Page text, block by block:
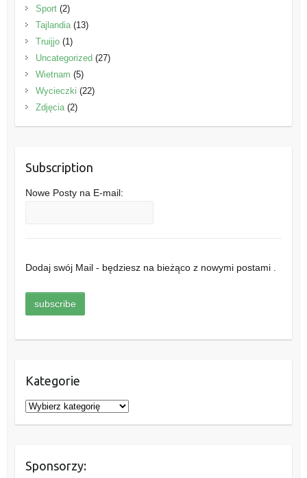
Sport(2)
Tajlandia(13)
Truijjo(1)
Uncategorized(27)
Wietnam (5)
Wycieczki (22)
Zdjęcia(2)
Subscription
Nowe Posty na E-mail:
Dodaj swój Mail - będziesz na bieżąco z nowymi postami .
Kategorie
K
a
g
Sponsorzy: